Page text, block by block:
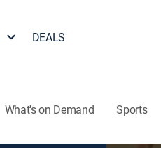
DEALS
What's on Demand Sports